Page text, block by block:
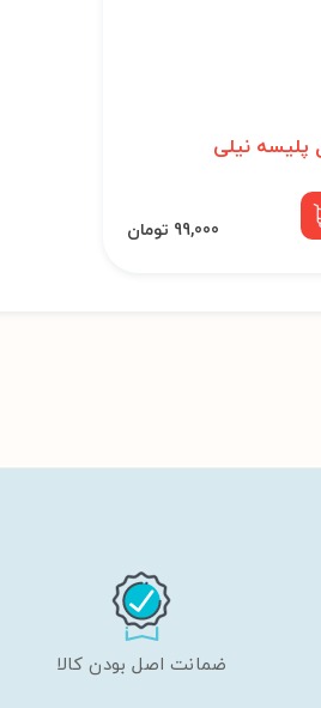
پلیسه نیلی
99,000 تومان
ضمانت اصل بودن کالا